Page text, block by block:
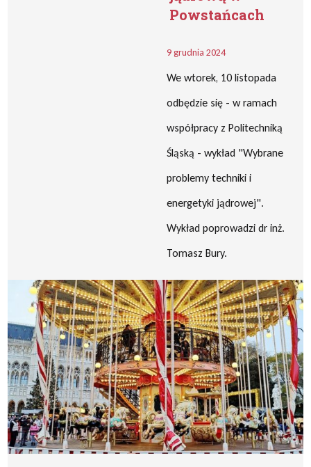
Powstańcach
9 grudnia 2024
We wtorek, 10 listopada
odbędzie się - w ramach
współpracy z Politechniką
Śląską - wykład "Wybrane
problemy techniki i
energetyki jądrowej".
Wykład poprowadzi dr inż.
Tomasz Bury.